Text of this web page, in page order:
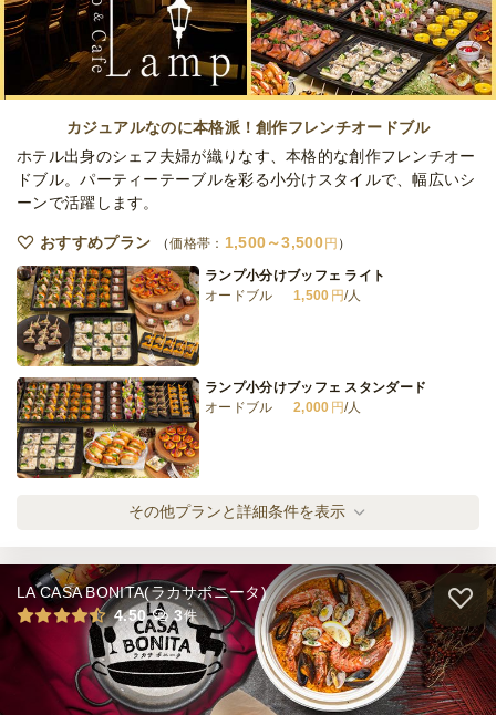
鮨うえさわ 全品小分け・粋～IKI～
オードブル
※定休日を除く営業日換算
最低ご注文金額 14,000円
ケータリング
締切 5日前12時
※定休日を除く営業日換算
定休日 水
最低ご注文金額 300,000円
カジュアルなのに本格派！創作フレンチオードブル
ホテル出身のシェフ夫婦が織りなす、本格的な創作フレンチオー
ドブル。パーティーテーブルを彩る小分けスタイルで、幅広いシ
ーンで活躍します。
おすすめプラン 価格帯： 1,500～3,500円
ランプ小分けブッフェ ライト
オードブル
1,500 円/人
ランプ小分けブッフェ スタンダード
オードブル
2,000 円/人
オードブル
2,500円/人
ランプ小分けブッフェ プラチナ
オードブル
3,000円/人
その他プランと詳細条件を表示
LA CASA BONITA(ラカサボニータ)
4.50
3件